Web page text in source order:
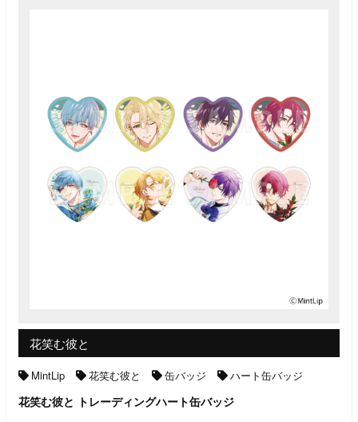
花笑む彼と
MintLip 花笑む彼と 缶バッジ ハート缶バッジ
花笑む彼と トレーディングハート缶バッジ